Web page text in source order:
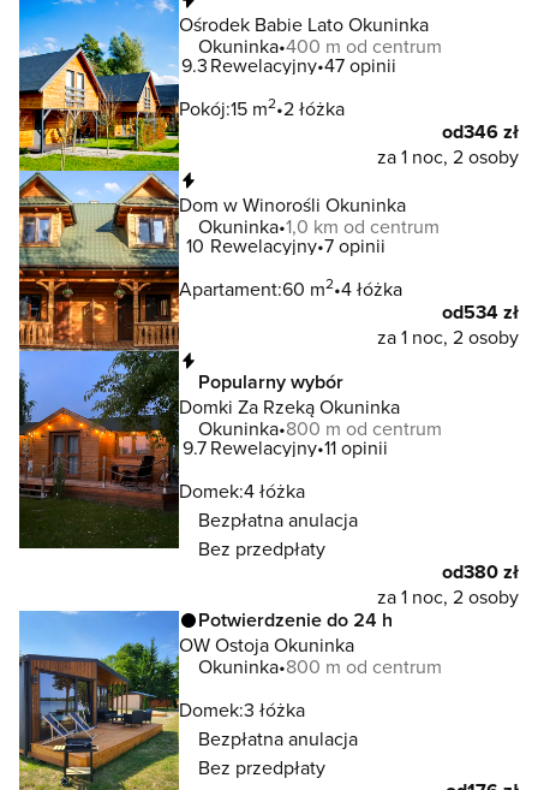
Ośrodek Babie Lato Okuninka
Okuninka 400 m od centrum
9.3Rewelacyjny 47 opinii
Pokój:15 m2 2 łóżka
od346 zł
za 1 noc, 2 osoby
Dom w Winorośli Okuninka
Okuninka 1,0 km od centrum
10 Rewelacyjny 7 opinii
Apartament:60 m2 4 łóżka
od534 zł
za 1 noc, 2 osoby
Popularny wybór
Domki Za Rzeką Okuninka
Okuninka 800 m od centrum
9.7Rewelacyjny 11 opinii
Domek:4 łóżka
Bezpłatna anulacja
Bez przedpłaty
od380 zł
za 1 noc, 2 osoby
Potwierdzenie do 24 h
OW Ostoja Okuninka
Okuninka 800 m od centrum
Domek:3 łóżka
Bezpłatna anulacja
Bez przedpłaty